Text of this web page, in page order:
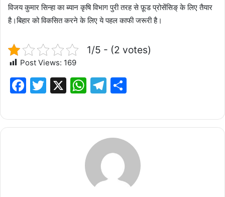
विजय कुमार सिन्हा का ब्यान कृषि विभाग पुरी तरह से फ़ूड प्रोसेंसिङ् के लिए तैयार
है।बिहार को विकसित करने के लिए ये पहल काफी जरूरी है।
1/5 - (2 votes)
Post Views: 169
F
c
e
T
it
te
X
W
at
s
A
p
T
e
g
ra
ar
e